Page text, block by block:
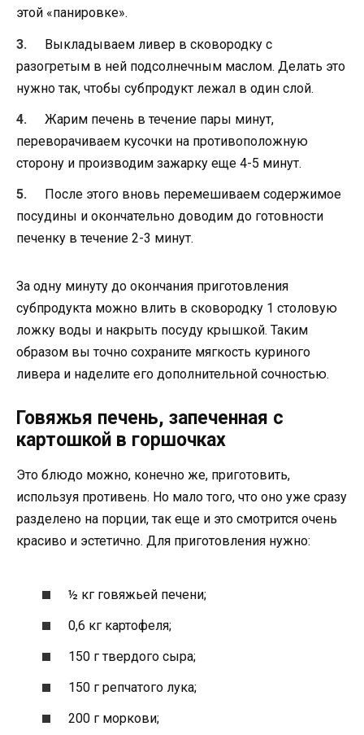
этой «панировке».
Выкладываем ливер в сковородку с
разогретым в ней подсолнечным маслом. Делать это
нужно так, чтобы субпродукт лежал в один слой.
Жарим печень в течение пары минут,
переворачиваем кусочки на противоположную
сторону и производим зажарку еще 4-5 минут.
После этого вновь перемешиваем содержимое
посудины и окончательно доводим до готовности
печенку в течение 2-3 минут.
За одну минуту до окончания приготовления
субпродукта можно влить в сковородку 1 столовую
ложку воды и накрыть посуду крышкой. Таким
образом вы точно сохраните мягкость куриного
ливера и наделите его дополнительной сочностью.
Говяжья печень, запеченная с
картошкой в горшочках
Это блюдо можно, конечно же, приготовить,
используя противень. Но мало того, что оно уже сразу
разделено на порции, так еще и это смотрится очень
красиво и эстетично. Для приготовления нужно:
½ кг говяжьей печени;
0,6 кг картофеля;
150 г твердого сыра;
150 г репчатого лука;
200 г моркови;